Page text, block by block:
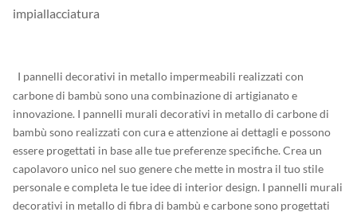
impiallacciatura​
I pannelli decorativi in metallo impermeabili realizzati con
carbone di bambù sono una combinazione di artigianato e
innovazione. I pannelli murali decorativi in metallo di carbone di
bambù sono realizzati con cura e attenzione ai dettagli e possono
essere progettati in base alle tue preferenze specifiche. Crea un
capolavoro unico nel suo genere che mette in mostra il tuo stile
personale e completa le tue idee di interior design. I pannelli murali
decorativi in metallo di fibra di bambù e carbone sono progettati